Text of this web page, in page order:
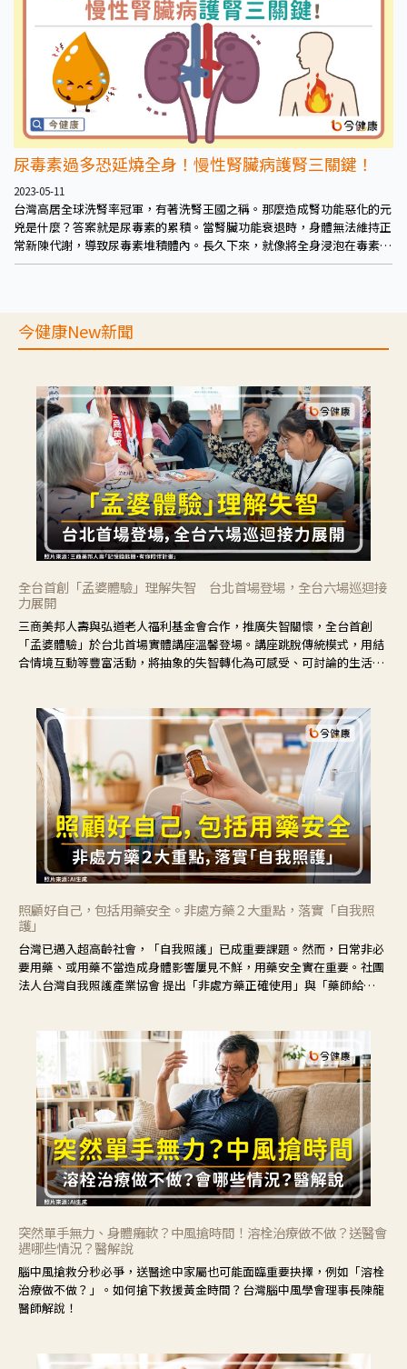
尿毒素過多恐延燒全身！慢性腎臟病護腎三關鍵！
2023-05-11
台灣高居全球洗腎率冠軍，有著洗腎王國之稱。那麼造成腎功能惡化的元
兇是什麼？答案就是尿毒素的累積。當腎臟功能衰退時，身體無法維持正
常新陳代謝，導致尿毒素堆積體內。長久下來，就像將全身浸泡在毒素
中，影響全身器官，除了增加心血管風險外，也同時加速進入透析時間。
今健康New新聞
全台首創「孟婆體驗」理解失智 台北首場登場，全台六場巡迴接
力展開
三商美邦人壽與弘道老人福利基金會合作，推廣失智關懷，全台首創
「孟婆體驗」於台北首場實體講座溫馨登場。講座跳脫傳統模式，用結
合情境互動等豐富活動，將抽象的失智轉化為可感受、可討論的生活情
照顧好自己，包括用藥安全。非處方藥２大重點，落實「自我照
護」
台灣已邁入超高齡社會，「自我照護」已成重要課題。然而，日常非必
要用藥、或用藥不當造成身體影響屢見不鮮，用藥安全實在重要。社團
法人台灣自我照護產業協會 提出「非處方藥正確使用」與「藥師給
突然單手無力、身體癱軟？中風搶時間！溶栓治療做不做？送醫會
遇哪些情況？醫解說
腦中風搶救分秒必爭，送醫途中家屬也可能面臨重要抉擇，例如「溶栓
治療做不做？」。如何搶下救援黃金時間？台灣腦中風學會理事長陳龍
醫師解說！